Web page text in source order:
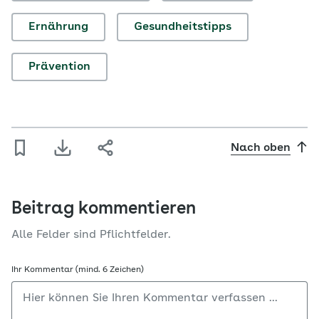
Ernährung Gesundheitstipps
Prävention
Nach oben
Beitrag kommentieren
Alle Felder sind Pflichtfelder.
Ihr Kommentar (mind. 6 Zeichen)